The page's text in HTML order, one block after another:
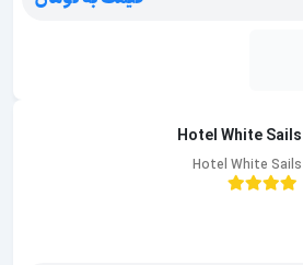
Hotel White Sails
Hotel White Sails